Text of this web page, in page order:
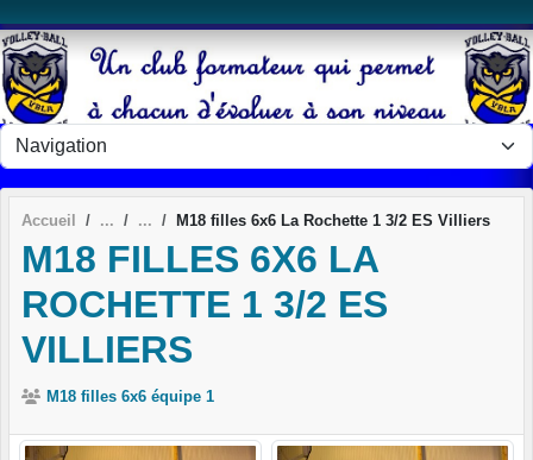
Accueil M18 filles 6x6 La Rochette 1 3/2 ES Villiers
M18 FILLES 6X6 LA
ROCHETTE 1 3/2 ES
VILLIERS
M18 filles 6x6 équipe 1